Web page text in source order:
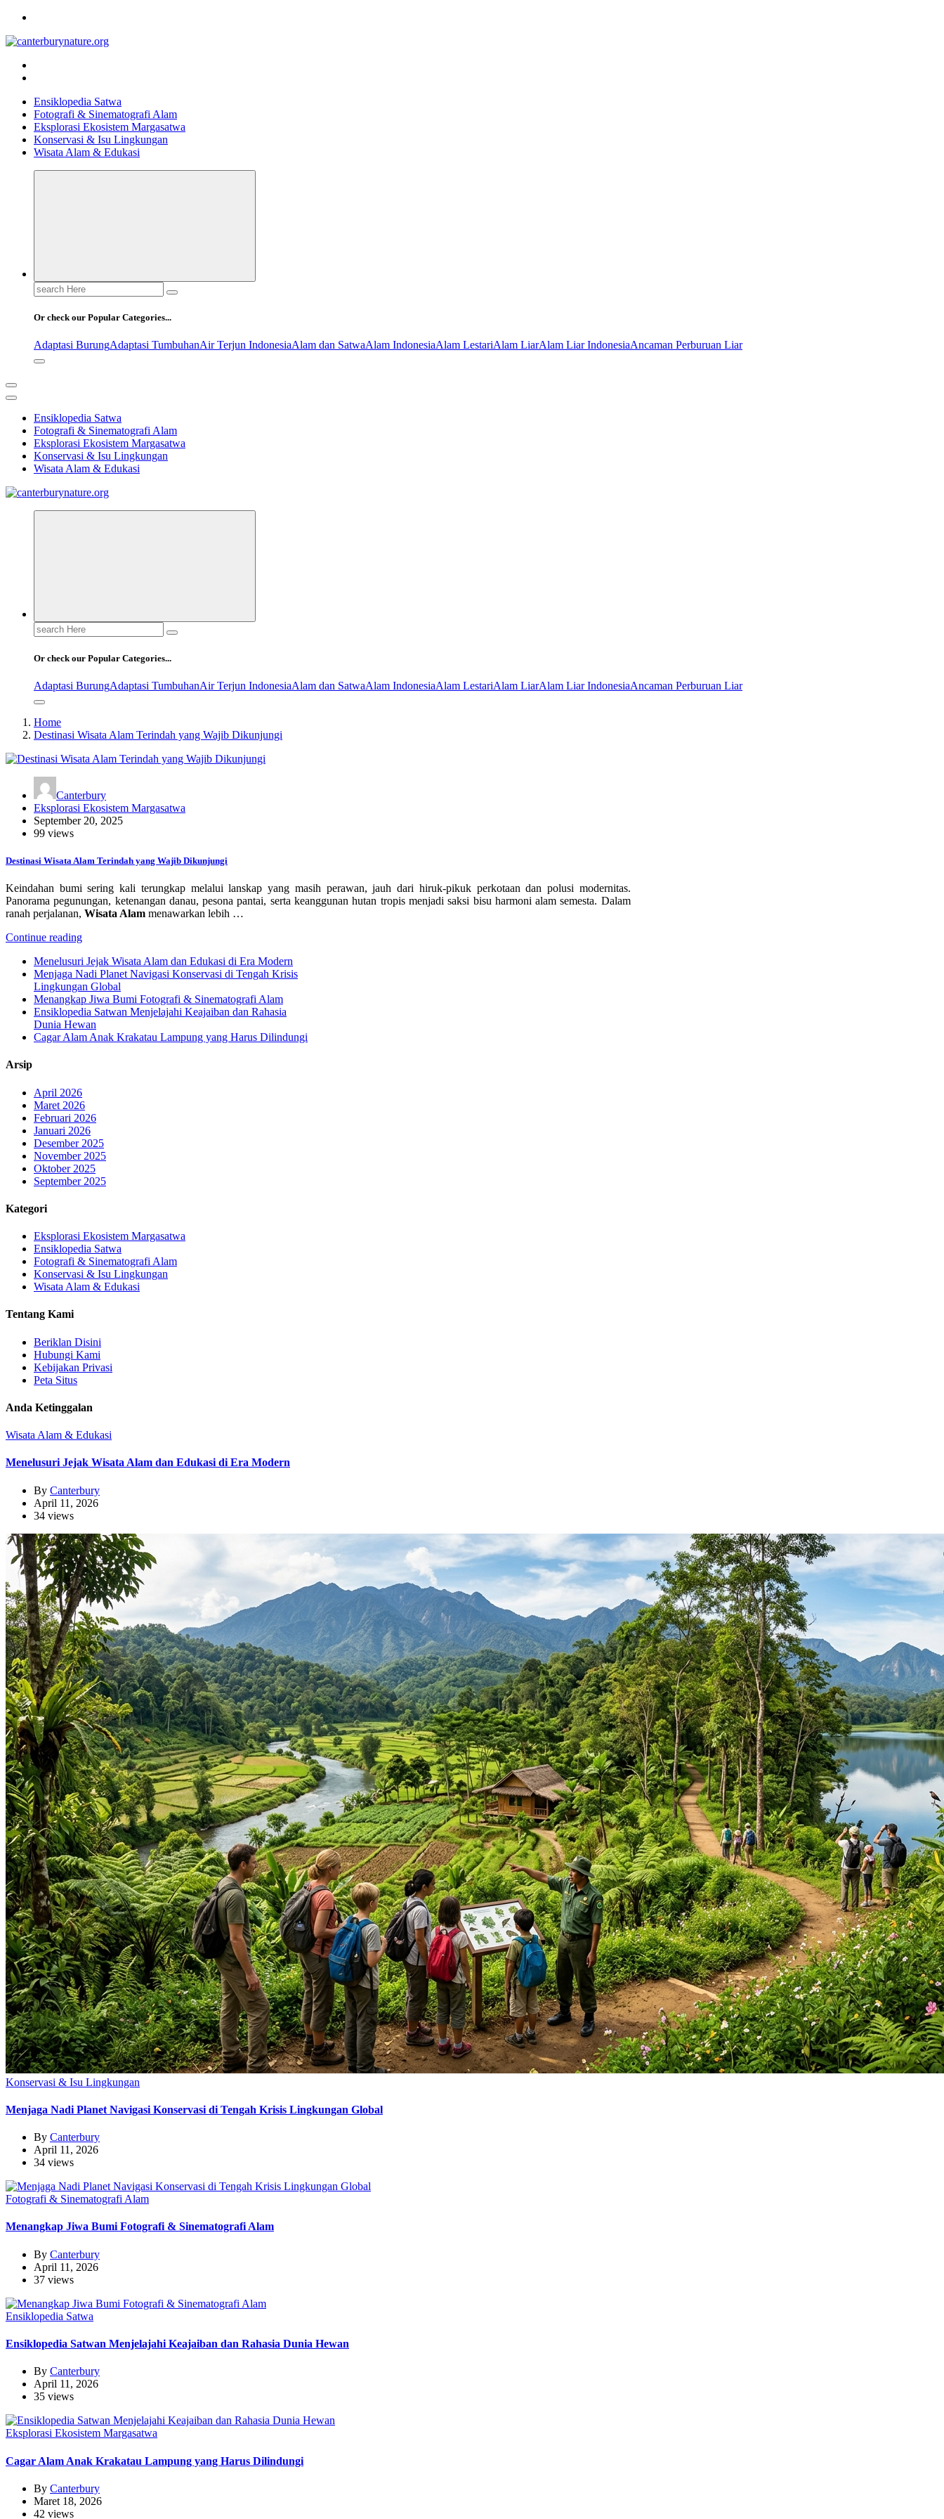
Skip
content
Tur Alam dan Margasatwa Terbaik di Canterbury
Ensiklopedia Satwa
Fotografi & Sinematografi Alam
Eksplorasi Ekosistem Margasatwa
Konservasi & Isu Lingkungan
Wisata Alam & Edukasi
Search
for:
Or check our Popular Categories...
Adaptasi BurungAdaptasi TumbuhanAir Terjun IndonesiaAlam dan SatwaAlam IndonesiaAlam LestariAlam LiarAlam Liar IndonesiaAncaman Perburuan Liar
Ensiklopedia Satwa
Fotografi & Sinematografi Alam
Eksplorasi Ekosistem Margasatwa
Konservasi & Isu Lingkungan
Wisata Alam & Edukasi
Tur Alam dan Margasatwa Terbaik di Canterbury
Search
for:
Or check our Popular Categories...
Adaptasi BurungAdaptasi TumbuhanAir Terjun IndonesiaAlam dan SatwaAlam IndonesiaAlam LestariAlam LiarAlam Liar IndonesiaAncaman Perburuan Liar
Home
Destinasi Wisata Alam Terindah yang Wajib Dikunjungi
Canterbury
Eksplorasi Ekosistem Margasatwa
September 20, 2025
99 views
Destinasi Wisata Alam Terindah yang Wajib Dikunjungi
Keindahan bumi sering kali terungkap melalui lanskap yang masih perawan, jauh dari hiruk-pikuk perkotaan dan polusi modernitas.
Panorama pegunungan, ketenangan danau, pesona pantai, serta keanggunan hutan tropis menjadi saksi bisu harmoni alam semesta. Dalam
ranah perjalanan, Wisata Alam menawarkan lebih …
Continue reading
Menelusuri Jejak Wisata Alam dan Edukasi di Era Modern
Menjaga Nadi Planet Navigasi Konservasi di Tengah Krisis
Lingkungan Global
Menangkap Jiwa Bumi Fotografi & Sinematografi Alam
Ensiklopedia Satwan Menjelajahi Keajaiban dan Rahasia
Dunia Hewan
Cagar Alam Anak Krakatau Lampung yang Harus Dilindungi
Arsip
April 2026
Maret 2026
Februari 2026
Januari 2026
Desember 2025
November 2025
Oktober 2025
September 2025
Kategori
Eksplorasi Ekosistem Margasatwa
Ensiklopedia Satwa
Fotografi & Sinematografi Alam
Konservasi & Isu Lingkungan
Wisata Alam & Edukasi
Tentang Kami
Beriklan Disini
Hubungi Kami
Kebijakan Privasi
Peta Situs
Anda Ketinggalan
Wisata Alam & Edukasi
Menelusuri Jejak Wisata Alam dan Edukasi di Era Modern
By Canterbury
April 11, 2026
34 views
Konservasi & Isu Lingkungan
Menjaga Nadi Planet Navigasi Konservasi di Tengah Krisis Lingkungan Global
By Canterbury
April 11, 2026
34 views
Fotografi & Sinematografi Alam
Menangkap Jiwa Bumi Fotografi & Sinematografi Alam
By Canterbury
April 11, 2026
37 views
Ensiklopedia Satwa
Ensiklopedia Satwan Menjelajahi Keajaiban dan Rahasia Dunia Hewan
By Canterbury
April 11, 2026
35 views
Eksplorasi Ekosistem Margasatwa
Cagar Alam Anak Krakatau Lampung yang Harus Dilindungi
By Canterbury
Maret 18, 2026
42 views